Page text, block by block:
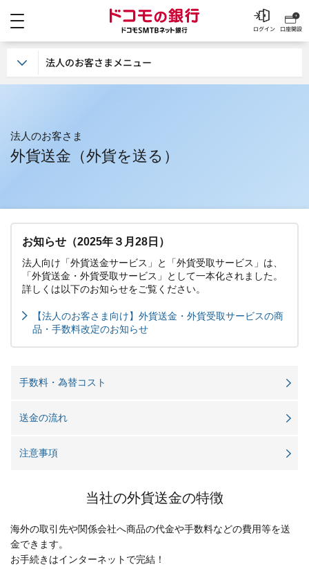
ドコモの銀行 ドコモ
口座開設
ログイン
法人のお客さま
外貨送金（外貨を送る）
お知らせ（2025年３月28日）
法人向け「外貨送金サービス」と「外貨受取サービス」は、
「外貨送金・外貨受取サービス」として一本化されました。
詳しくは以下のお知らせをご覧ください。
【法人のお客さま向け】外貨送金・外貨受取サービスの商
品・手数料改定のお知らせ
手数料・為替コスト
送金の流れ
注意事項
当社の外貨送金の特徴
海外の取引先や関係会社へ商品の代金や手数料などの費用等を送
金できます。
お手続きはインターネットで完結！
法人のお客さまメニュー